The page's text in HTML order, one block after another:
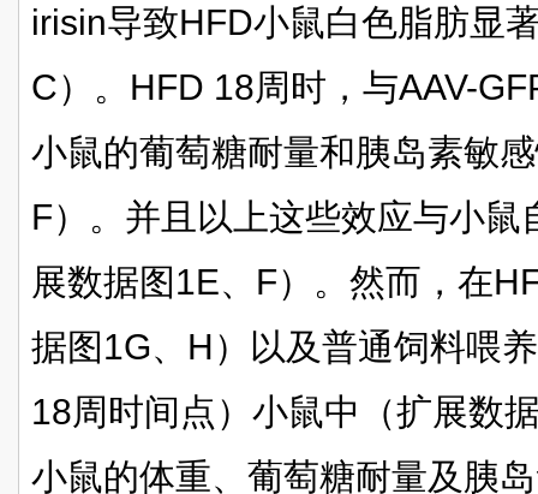
irisin导致HFD小鼠白色脂肪显
C）。HFD 18周时，与AAV-
小鼠的葡萄糖耐量和胰岛素敏
F）。并且以上这些效应与小
展数据图1E、F）。然而，在
据图1G、H）以及普通饲料喂
18周时间点）小鼠中（扩展数
小鼠的体重、葡萄糖耐量及胰